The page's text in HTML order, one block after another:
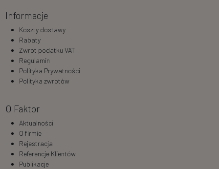
Informacje
Koszty dostawy
Rabaty
Zwrot podatku VAT
Regulamin
Polityka Prywatności
Polityka zwrotów
O Faktor
Aktualności
O firmie
Rejestracja
Referencje Klientów
Publikacje